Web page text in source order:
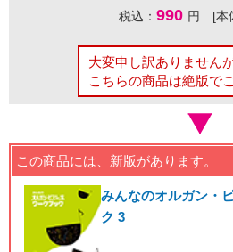
税込： 990 円 [本
大変申し訳ありませんが
こちらの商品は絶版で
この商品には、新版があります。
みんなのオルガン・
ク 3